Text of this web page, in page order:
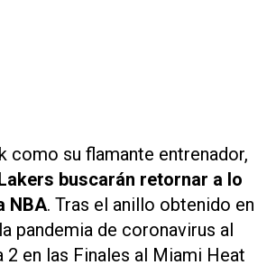
como su flamante entrenador,
buscarán retornar a lo
NBA. Tras el anillo obtenido en
pandemia de coronavirus al
2 en las Finales al Miami Heat